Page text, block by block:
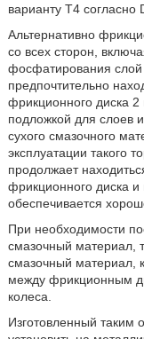
варианту T4 согласно
Альтернативно
со всех сторон,
фосфатирования
предпочтительно
фрикционного диска 2
подложкой для слоев
сухого смазочного
эксплуатации такого
продолжает
фрикционного диска
обеспечивается
При необходимости
смазочный материал,
смазочный материал,
между фрикционным
колеса.
Изготовленный